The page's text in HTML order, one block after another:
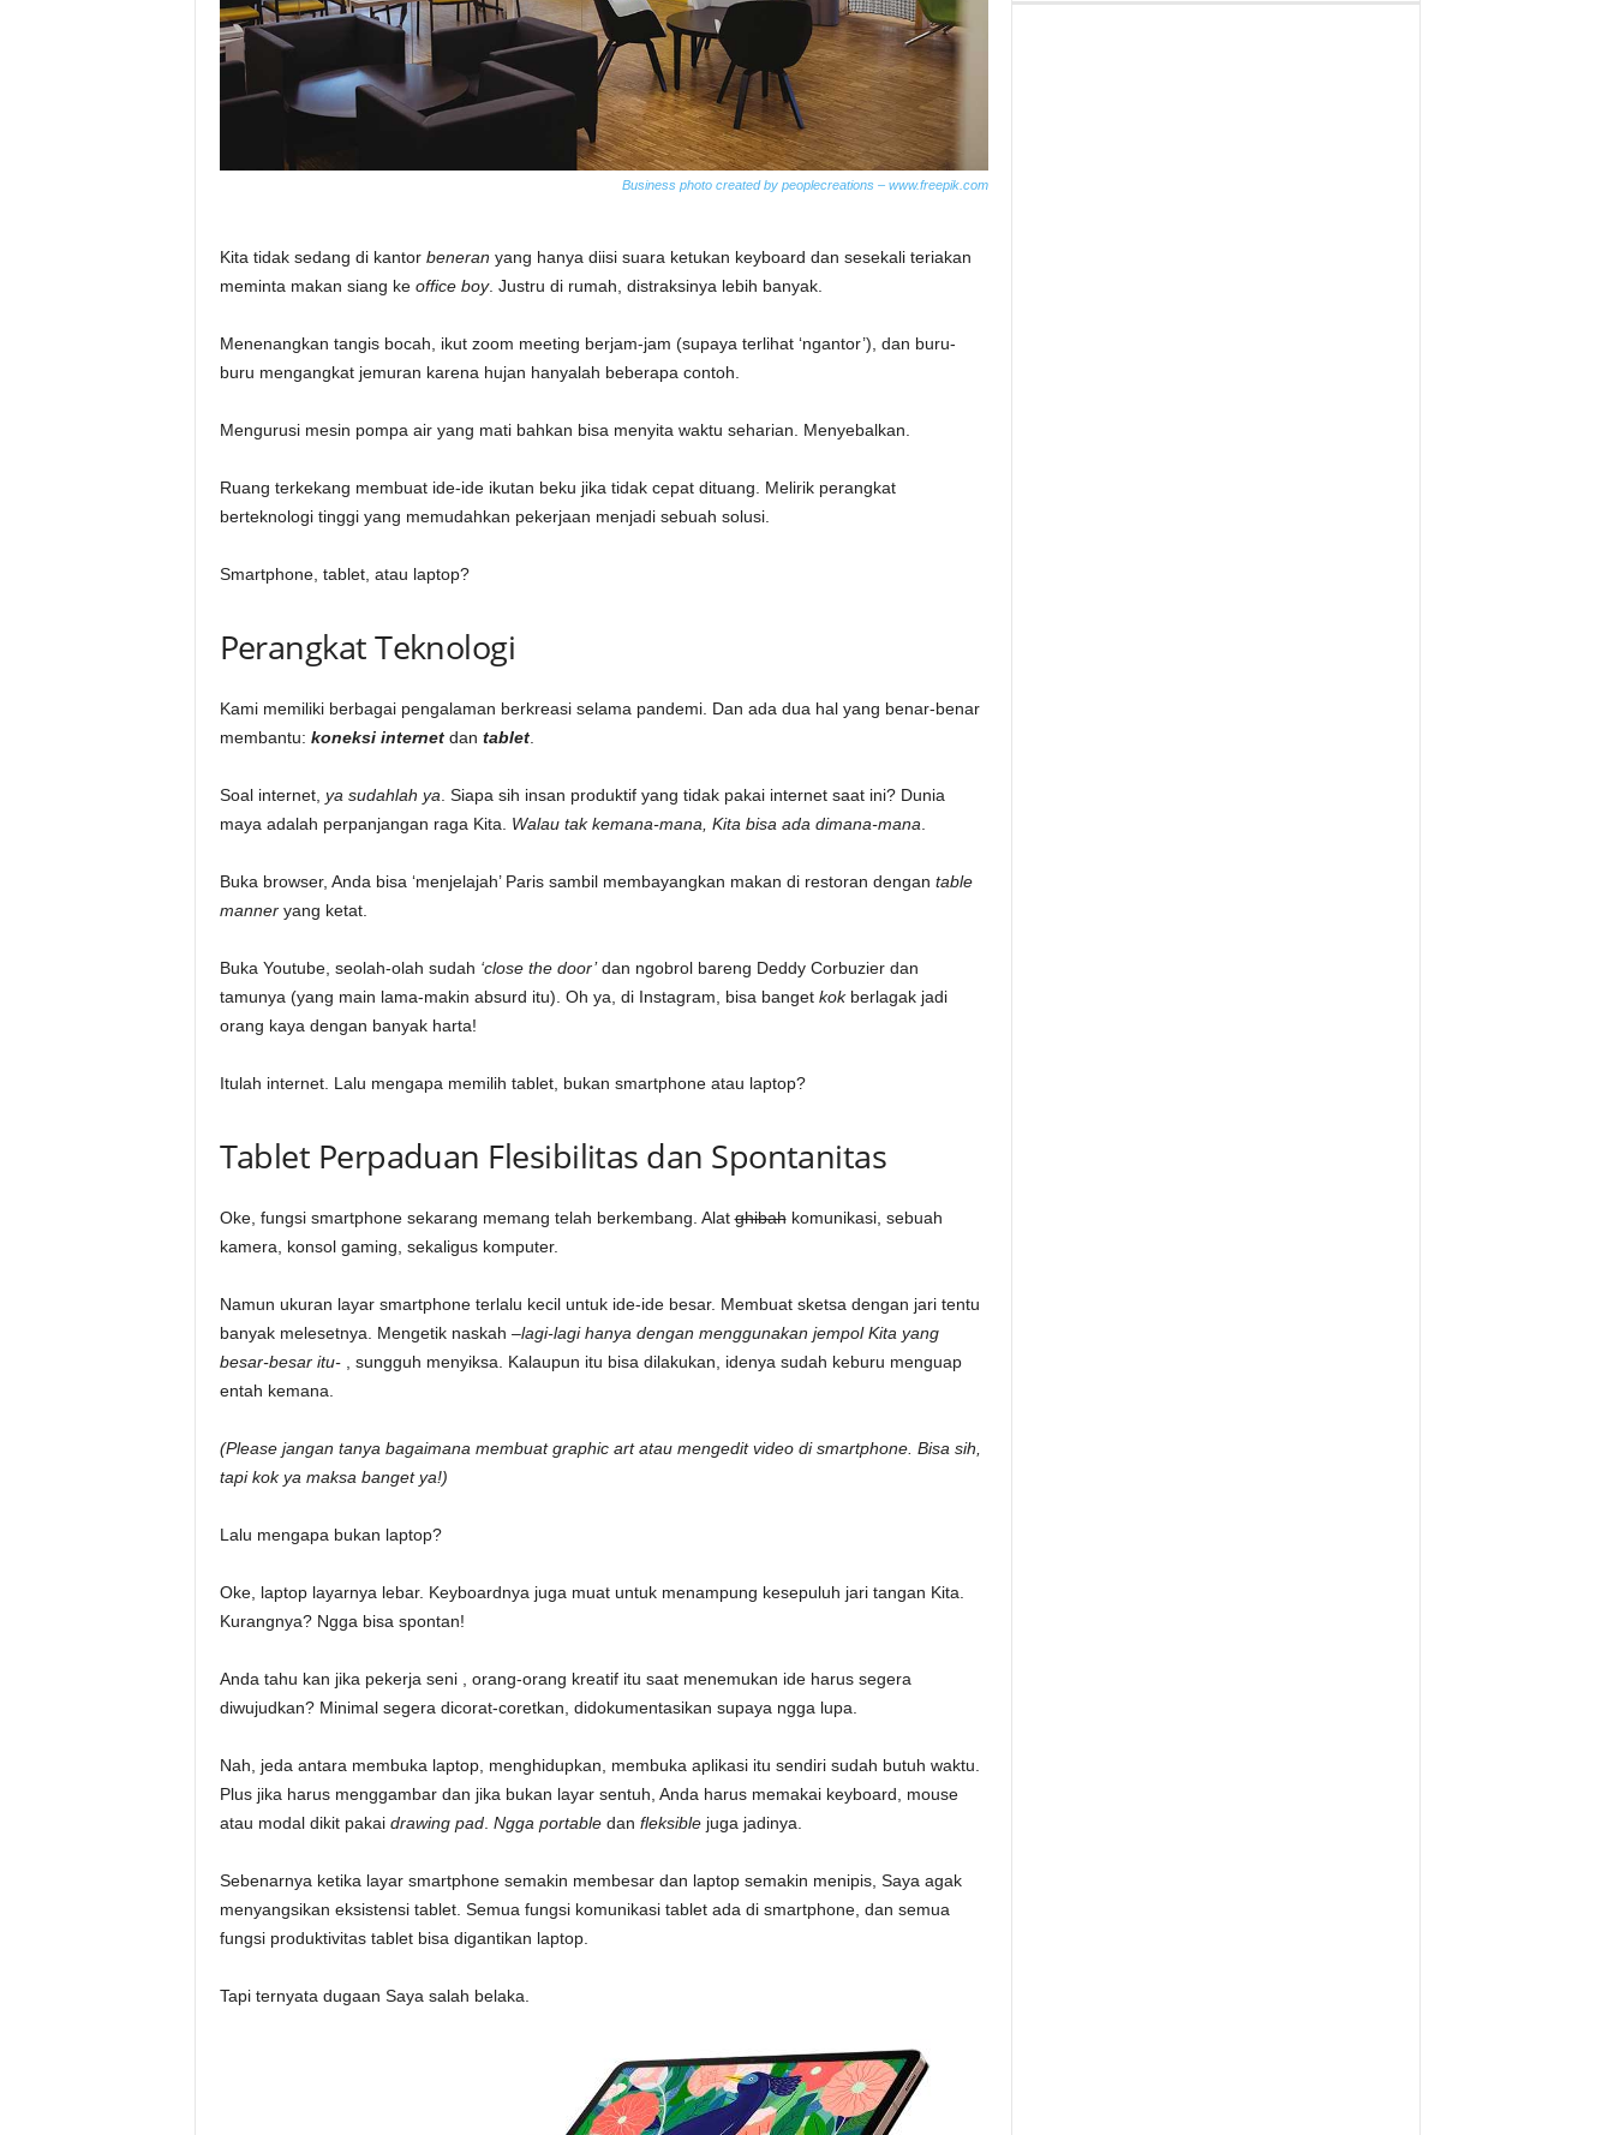
Business photo created by peoplecreations – www.freepik.com
Kita tidak sedang di kantor beneran yang hanya diisi suara ketukan keyboard dan sesekali teriakan
meminta makan siang ke office boy. Justru di rumah, distraksinya lebih banyak.
Menenangkan tangis bocah, ikut zoom meeting berjam-jam (supaya terlihat ‘ngantor’), dan buru-
buru mengangkat jemuran karena hujan hanyalah beberapa contoh.
Mengurusi mesin pompa air yang mati bahkan bisa menyita waktu seharian. Menyebalkan.
Ruang terkekang membuat ide-ide ikutan beku jika tidak cepat dituang. Melirik perangkat
berteknologi tinggi yang memudahkan pekerjaan menjadi sebuah solusi.
Smartphone, tablet, atau laptop?
Perangkat Teknologi
Kami memiliki berbagai pengalaman berkreasi selama pandemi. Dan ada dua hal yang benar-benar
membantu: koneksi internetdan tablet.
Soal internet, ya sudahlah ya . Siapa sih insan produktif yang tidak pakai internet saat ini? Dunia
maya adalah perpanjangan raga Kita. Walau tak kemana-mana, Kita bisa ada dimana-mana
Buka browser, Anda bisa ‘menjelajah’ Paris sambil membayangkan makan di restoran dengan table
manneryang ketat.
Buka Youtube, seolah-olah sudah ‘close the door’dan ngobrol bareng Deddy Corbuzier dan
tamunya (yang main lama-makin absurd itu). Oh ya, di Instagram, bisa banget kokberlagak jadi
orang kaya dengan banyak harta!
Itulah internet. Lalu mengapa memilih tablet, bukan smartphone atau laptop?
Tablet Perpaduan Flesibilitas dan Spontanitas
Oke, fungsi smartphone sekarang memang telah berkembang. Alatghibahkomunikasi, sebuah
kamera, konsol gaming, sekaligus komputer.
Namun ukuran layar smartphone terlalu kecil untuk ide-ide besar. Membuat sketsa dengan jari tentu
banyak melesetnya. Mengetik naskah –lagi-lagi hanya dengan menggunakan jempol Kita yang
besar-besar itu-, sungguh menyiksa. Kalaupun itu bisa dilakukan, idenya sudah keburu menguap
entah kemana.
(Please jangan tanya bagaimana membuat graphic art atau mengedit video di smartphone. Bisa sih,
tapi kok ya maksa banget ya!)
Lalu mengapa bukan laptop?
Oke, laptop layarnya lebar. Keyboardnya juga muat untuk menampung kesepuluh jari tangan Kita.
Kurangnya? Ngga bisa spontan!
Anda tahu kan jika pekerja seni , orang-orang kreatif itu saat menemukan ide harus segera
diwujudkan? Minimal segera dicorat-coretkan, didokumentasikan supaya ngga lupa.
Nah, jeda antara membuka laptop, menghidupkan, membuka aplikasi itu sendiri sudah butuh waktu.
Plus jika harus menggambar dan jika bukan layar sentuh, Anda harus memakai keyboard, mouse
atau modal dikit pakai drawing pad. Ngga portabledan fleksiblejuga jadinya.
Sebenarnya ketika layar smartphone semakin membesar dan laptop semakin menipis, Saya agak
menyangsikan eksistensi tablet. Semua fungsi komunikasi tablet ada di smartphone, dan semua
fungsi produktivitas tablet bisa digantikan laptop.
Tapi ternyata dugaan Saya salah belaka.